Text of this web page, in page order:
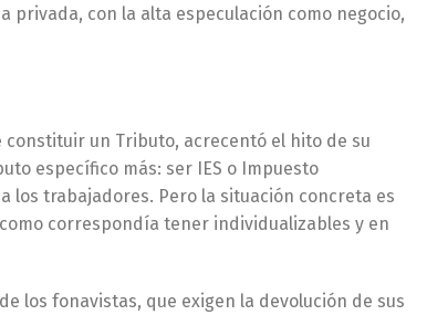
privada, con la alta especulación como negocio,
un Tributo, acrecentó el hito de su
específico más: ser IES o Impuesto
los trabajadores. Pero la situación concreta es
correspondía tener individualizables y en
los fonavistas, que exigen la devolución de sus